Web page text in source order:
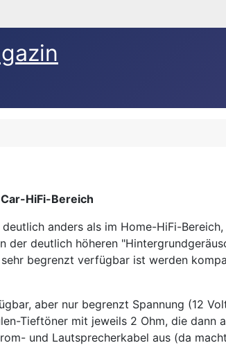
HiFi-Bereich
anders als im Home-HiFi-
der deutlich höheren
begrenzt verfügbar ist werden
aber nur begrenzt Spannung (12
Tieftöner mit jeweils 2 Ohm, die dann
und Lautsprecherkabel aus (da